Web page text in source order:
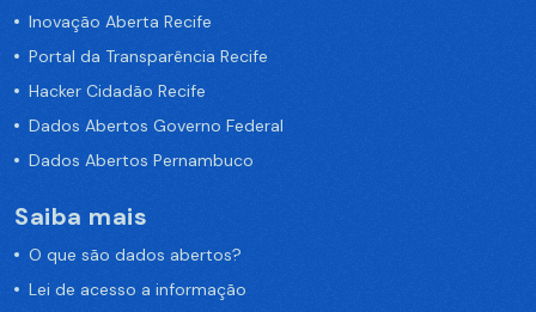
Inovação Aberta Recife
Portal da Transparência Recife
Hacker Cidadão Recife
Dados Abertos Governo Federal
Dados Abertos Pernambuco
Saiba mais
O que são dados abertos?
Lei de acesso a informação